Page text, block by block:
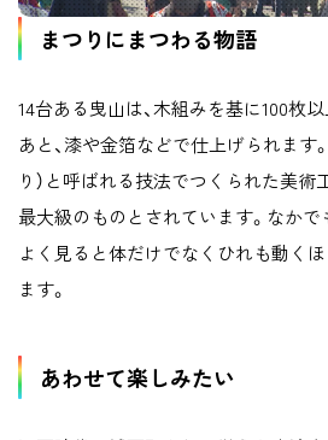
まつりにまつわる物語
14台ある曳山は、木組みを基に100枚
あと、漆や金箔などで仕上げられます
り）と呼ばれる技法でつくられた美術
最大級のものとされています。なかで
よく見ると体だけでなくひれも動く
ます。
あわせて楽しみたい